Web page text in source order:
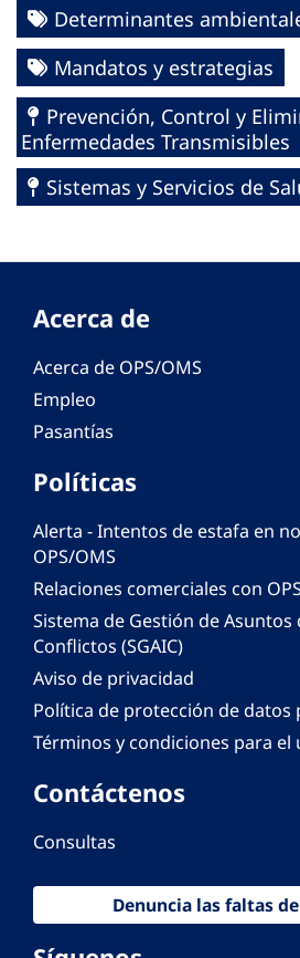
Determinantes
Mandatos y estrategias
Prevención, Control y
Enfermedades Transmisibles
Sistemas y Servicios de
Acerca de
Acerca de OPS/OMS
Empleo
Pasantías
Políticas
Alerta - Intentos de estafa en
OPS/OMS
Relaciones comerciales con OPS
Sistema de Gestión de
Conflictos (SGAIC)
Aviso de privacidad
Política de protección de datos
Términos y condiciones para el
Contáctenos
Consultas
Denuncia las faltas